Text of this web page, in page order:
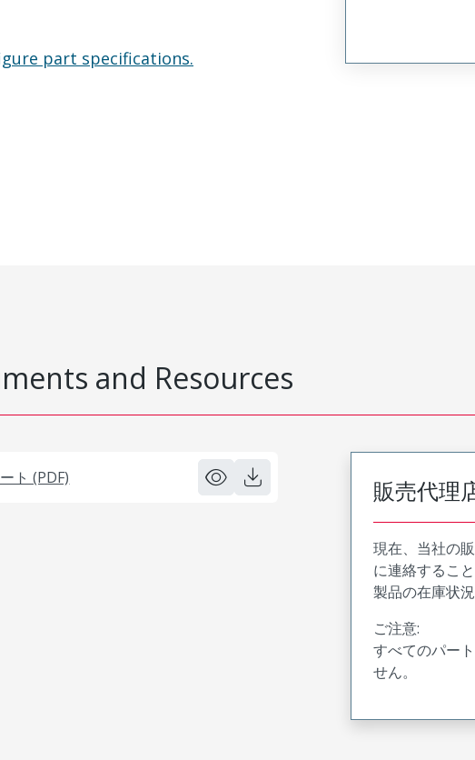
part specifications.
and Resources
ト (PDF) 販売代理
現在、当社の
に連絡するこ
製品の在庫状
ご注意:
すべてのパー
せん。